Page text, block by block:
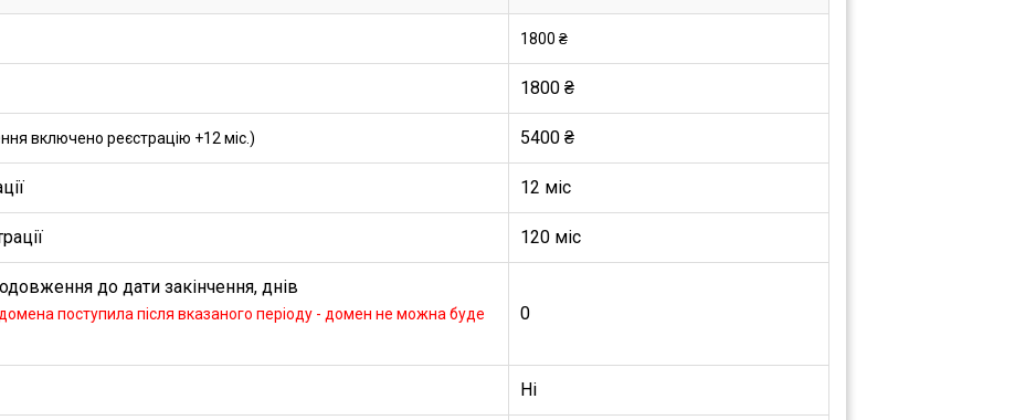
1800 ₴
1800 ₴
включено реєстрацію +12 міс.) 5400 ₴
12 міс
120 міс
до дати закінчення, днів
поступила після вказаного періоду - домен не можна буде
0
Ні